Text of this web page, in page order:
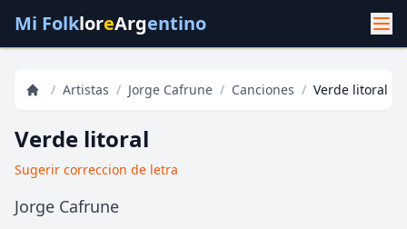
Mi FolkloreArgentino
/ Artistas / Jorge Cafrune / Canciones / Verde litoral
Verde litoral
Sugerir correccion de letra
Jorge Cafrune